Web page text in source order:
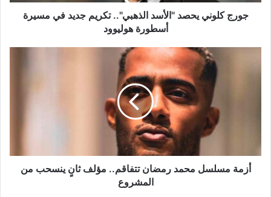
أسطورةجورج كلوني يحصد "الأسد الذهبي".. تكريم جديد في مسيرة
أسطورة هوليوود
من
المشروع
أزمة مسلسل محمد رمضان تتفاقم.. مؤلف ثانٍ ينسحب من
المشروع